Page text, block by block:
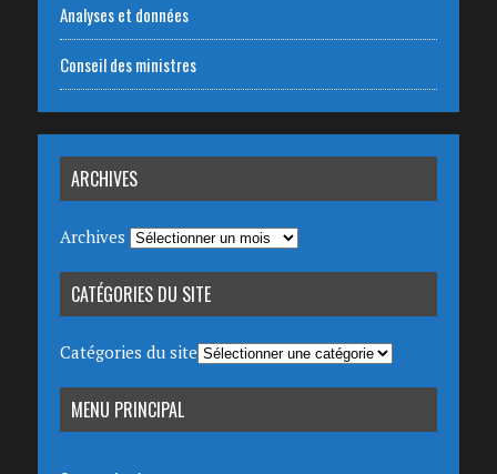
Analyses et données
Conseil des ministres
ARCHIVES
Archives
CATÉGORIES DU SITE
Catégories du site
MENU PRINCIPAL